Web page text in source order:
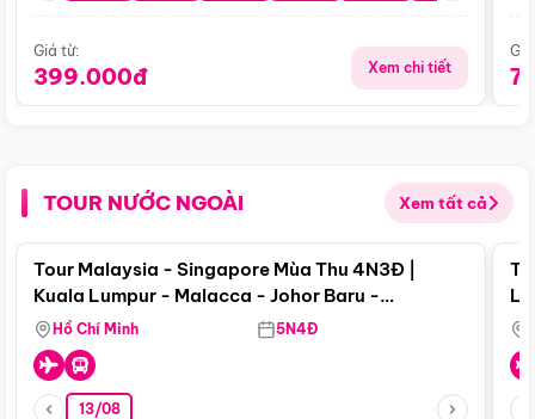
Giá từ:
399.000đ Xem chi tiết
TOUR NƯỚC NGOÀI Xem tất cả
Điểm nổi bật
Tour Malaysia - Singapore Mùa Thu 4N3Đ |
Kuala Lumpur - Malacca - Johor Baru -
Singapore
Hồ Chí Minh 5N4Đ
13/08